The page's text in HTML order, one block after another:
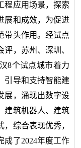
程应用场景，探索
展和成效，为促进
带头作用。经试点
， 苏州、深圳、
8个试点城市着力
引导和支持智能建
展，涌现出数字设
建筑机器人、建筑
综合表现优秀，
成了2024年度工作